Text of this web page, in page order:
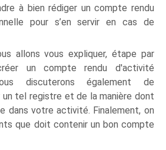
à bien rédiger un compte rendu
pour s’en servir en cas de
allons vous expliquer, étape par
un compte rendu d'activité
discuterons également de
tel registre et de la manière dont
dans votre activité. Finalement, on
que doit contenir un bon compte